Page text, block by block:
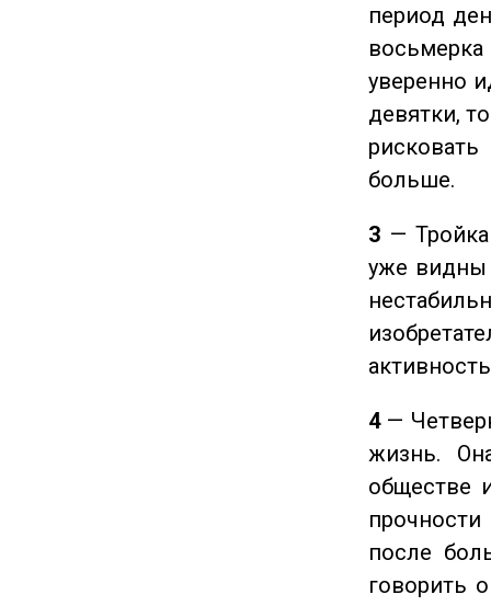
период
уверенно
девятки,
больше.
3 —
уже видны
4—
жизнь.
обществе
после
говорить